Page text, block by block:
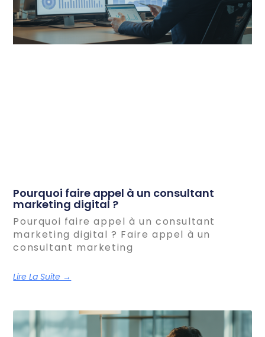
Pourquoi faire appel à un consultant
marketing digital ?
Pourquoi faire appel à un consultant
marketing digital ? Faire appel à un
consultant marketing
Lire La Suite →